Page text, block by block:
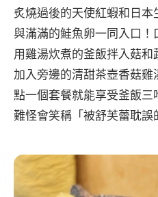
炙燒過後的天使紅蝦和日
與滿滿的鮭魚卵一同入口！
用雞湯炊煮的釜飯拌入菇
加入旁邊的清甜茶壺香菇雞
點一個套餐就能享受釜飯
難怪會笑稱「被舒芙蕾耽誤